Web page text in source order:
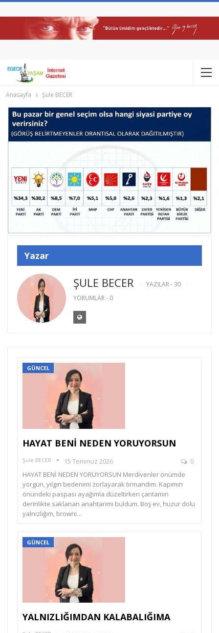
Anasayfa Şule BECER
Yazar
ŞULE BECER
YAZILAR - 30
YORUMLAR - 0
GÜNCEL
HAYAT BENİ NEDEN YORUYORSUN
Şule BECER 15 Temmuz 2026
0
HAYAT BENİ NEDEN YORUYORSUN Merdivenler önümde
yorgun, yılgın bedenimi zorlayarak tırmandım. Kapımın
önündeki paspası ayağımla düzeltirken çantamın
derinlikte saklanan anahtarımı buldum. Boş ev, huzur dolu
yalnızlığım, browni…
GÜNCEL
YALNIZLIĞIMDAN KALABALIĞIMA